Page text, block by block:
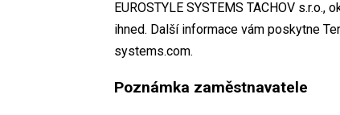
EUROSTYLE SYSTEMS TACHOV
ihned. Další informace vám poskytne
systems.com.
Poznámka zaměstnavatele